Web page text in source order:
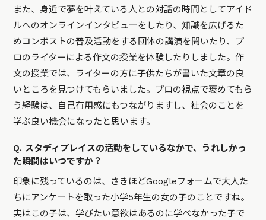
また、身近で夢を叶えている人との対話の時間としてアイド
ルへのオンラインインタビューをしたり、知識を広げるた
めコンポストの普及活動をする団体の講演を聞いたり、プ
ロのライターによる作文の授業を体験したりしました。作
文の授業では、ライターの方に子供たちが書いた文章の良
いところを見つけてもらいました。プロの視点で褒めてもら
う経験は、自己有用感にもつながりますし、社会のことを
学ぶ良い機会になったと思います。
Q. スタディプレイスの活動をしているなかで、うれしかっ
た瞬間はいつですか？
印象に残っているのは、さきほどGoogleフォームで大人た
ちにアンケートを取った小学5年生の女の子のことですね。
実はこの子は、学びたい意欲はあるのに学べなかった子で